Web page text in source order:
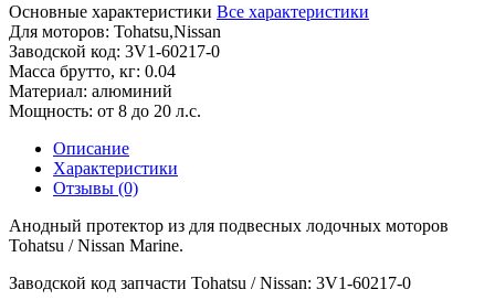
Основные характеристики Все характеристики
Для моторов: Tohatsu,Nissan
Заводской код: 3V1-60217-0
Масса брутто, кг: 0.04
Материал: алюминий
Мощность: от 8 до 20 л.с.
Описание
Характеристики
Отзывы (0)
Анодный протектор из для подвесных лодочных моторов
Tohatsu / Nissan Marine.
Заводской код запчасти Tohatsu / Nissan: 3V1-60217-0